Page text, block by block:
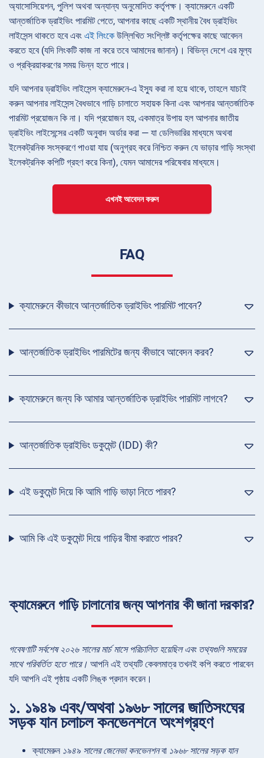
অ্যাসোসিয়েশন, পুলিশ অথবা অন্যান্য অনুমোদিত কর্তৃপক্ষ। ক্যামেরুনে একটি
আন্তর্জাতিক ড্রাইভিং পারমিট পেতে, আপনার কাছে একটি স্থানীয় বৈধ ড্রাইভিং
লাইসেন্স থাকতে হবে এবং এই লিংকে উল্লিখিত সংশ্লিষ্ট কর্তৃপক্ষের কাছে আবেদন
করতে হবে (যদি লিংকটি কাজ না করে তবে আমাদের জানান)। বিভিন্ন দেশে এর মূল্য
ও প্রক্রিয়াকরণের সময় ভিন্ন হতে পারে।
যদি আপনার ড্রাইভিং লাইসেন্স ক্যামেরুনে-এ ইস্যু করা না হয়ে থাকে, তাহলে যাচাই
করুন আপনার লাইসেন্স বৈধভাবে গাড়ি চালাতে সহায়ক কিনা এবং আপনার আন্তর্জাতিক
পারমিট প্রয়োজন কি না। যদি প্রয়োজন হয়, একমাত্র উপায় হল আপনার জাতীয়
ড্রাইভিং লাইসেন্সের একটি অনুবাদ অর্ডার করা — যা ডেলিভারির মাধ্যমে অথবা
ইলেকট্রনিক সংস্করণে পাওয়া যায় (অনুগ্রহ করে নিশ্চিত করুন যে ভাড়ার গাড়ি সংস্থা
ইলেকট্রনিক কপিটি গ্রহণ করে কিনা), যেমন আমাদের পরিষেবার মাধ্যমে।
এখনই আবেদন করুন
FAQ
ক্যামেরুনে কীভাবে আন্তর্জাতিক ড্রাইভিং পারমিট পাবেন?
আন্তর্জাতিক ড্রাইভিং পারমিটের জন্য কীভাবে আবেদন করব?
ক্যামেরুনে জন্য কি আমার আন্তর্জাতিক ড্রাইভিং পারমিট লাগবে?
আন্তর্জাতিক ড্রাইভিং ডকুমেন্ট (IDD) কী?
এই ডকুমেন্ট দিয়ে কি আমি গাড়ি ভাড়া নিতে পারব?
আমি কি এই ডকুমেন্ট দিয়ে গাড়ির বীমা করাতে পারব?
ক্যামেরুনে গাড়ি চালানোর জন্য আপনার কী জানা দরকার?
গবেষণাটি সর্বশেষ ২০২৬ সালের মার্চ মাসে পরিচালিত হয়েছিল এবং তথ্যগুলি সময়ের
সাথে পরিবর্তিত হতে পারে। আপনি এই তথ্যটি কেবলমাত্র তখনই কপি করতে পারবেন
যদি আপনি এই পৃষ্ঠায় একটি লিঙ্ক প্রদান করেন।
১. ১৯৪৯ এবং/অথবা ১৯৬৮ সালের জাতিসংঘের
সড়ক যান চলাচল কনভেনশনে অংশগ্রহণ
ক্যামেরুন ১৯৪৯ সালের জেনেভা কনভেনশনবা ১৯৬৮ সালের সড়ক যান